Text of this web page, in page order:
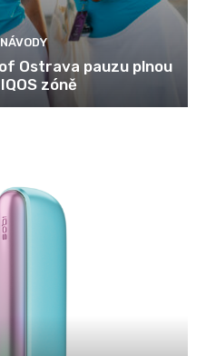
Ostrava pauzu plnou
zóně